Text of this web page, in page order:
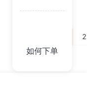
如何下单